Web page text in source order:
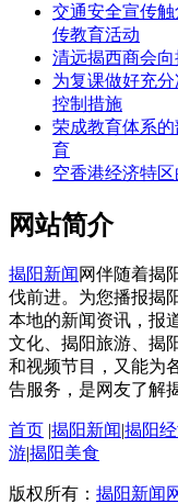
交通安全宣传
传教育活动
清远揭西商会
为复课做好充
控制措施
荣成教育体系
育
空香港经济特
网站简介
揭阳新闻 网伴随着揭
伐前进。为您播报揭
本地的新闻资讯，报
文化、揭阳旅游、揭
和视频节目，又能为
告服务，是网友了解
首页 |揭阳新闻|揭阳
游|揭阳美食
版权所有： 揭阳新闻